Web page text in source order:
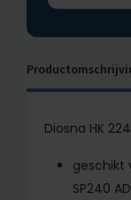
Diosna HK
geschikt
SP240